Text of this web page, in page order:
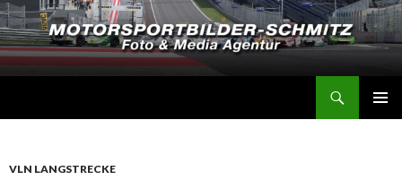
VLN LANGSTRECKE